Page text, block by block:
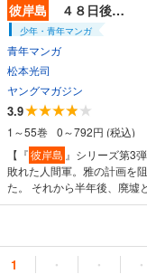
彼岸島 ４８日後…
少年・青年マンガ
青年マンガ
松本光司
ヤングマガジン
3.9
1～55巻
0～792円 (税込)
【『彼岸島 』シリーズ第3弾
敗れた人間軍。雅の計画を
た。 それから半年後、廃墟
いた! その男の名は、宮本明
1 ・ ・ ・